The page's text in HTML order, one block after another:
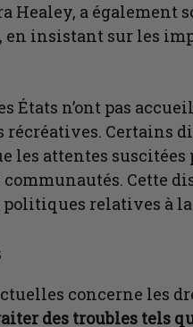
Healey, a également
en insistant sur les
États n’ont pas
Certains
les attentes suscitées
Cette
politiques relatives à
concerne les
des troubles tels